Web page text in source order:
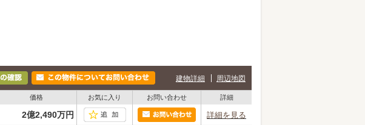
建物詳細 周辺地図
価格 お気に入り お問い合わせ 詳細
2億2,490万円 詳細を見る